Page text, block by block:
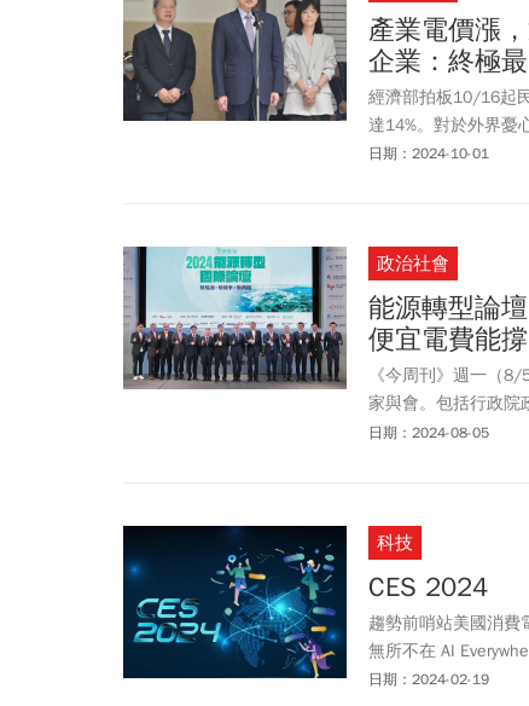
也將與保險、壽險
報告的「深度節能行
散」三大階段，及政
到2027年，全國每
電量，更等同減碳
產業電價漲
企業：終極
經濟部拍板10/16起
達14%。對於外界憂
次審議主要考量有4
日期：2024-10-01
政治社會
能源轉型論
便宜電費能
《今周刊》週一（
家與會。包括行政院
來台的京都府前副知
日期：2024-08-05
科技
CES 2024
趨勢前哨站美國消費
無所不在 AI
勒未來全球科技產業
日期：2024-02-19